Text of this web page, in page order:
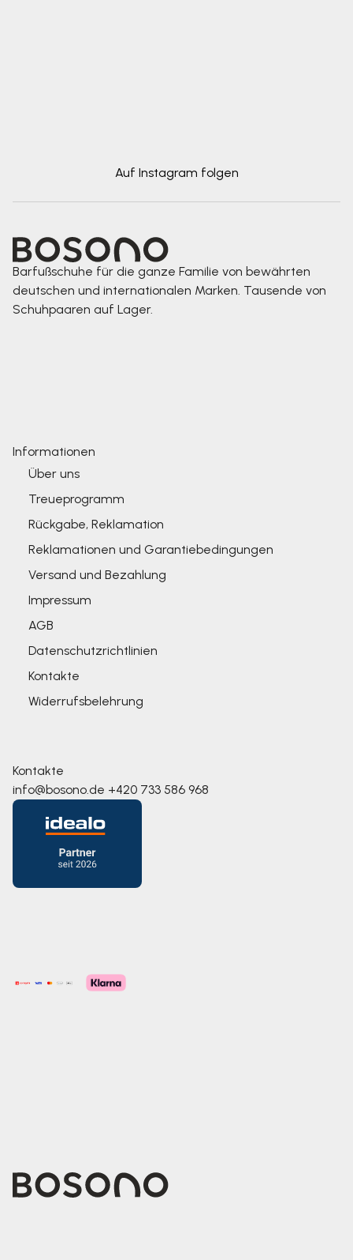
Auf Instagram folgen
Barfußschuhe für die ganze Familie von bewährten
deutschen und internationalen Marken. Tausende von
Schuhpaaren auf Lager.
Informationen
Über uns
Treueprogramm
Rückgabe, Reklamation
Reklamationen und Garantiebedingungen
Versand und Bezahlung
Impressum
AGB
Datenschutzrichtlinien
Kontakte
Widerrufsbelehrung
Kontakte
info@bosono.de +420 733 586 968